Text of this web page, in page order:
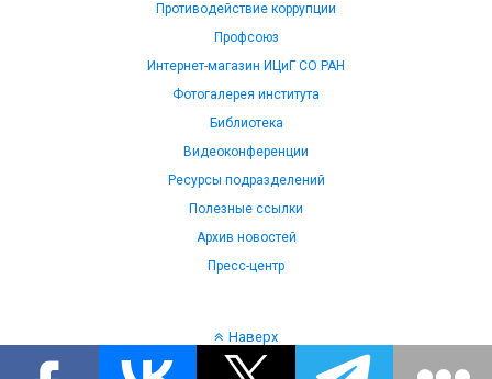
Противодействие коррупции
Профсоюз
Интернет-магазин ИЦиГ СО РАН
Фотогалерея института
Библиотека
Видеоконференции
Ресурсы подразделений
Полезные ссылки
Архив новостей
Пресс-центр
Наверх